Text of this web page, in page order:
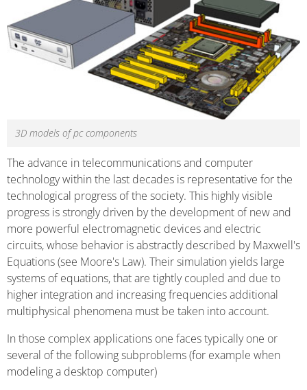
3D models of pc components
The advance in telecommunications and computer
technology within the last decades is representative for the
technological progress of the society. This highly visible
progress is strongly driven by the development of new and
more powerful electromagnetic devices and electric
circuits, whose behavior is abstractly described by Maxwell's
Equations (see Moore's Law). Their simulation yields large
systems of equations, that are tightly coupled and due to
higher integration and increasing frequencies additional
multiphysical phenomena must be taken into account.
In those complex applications one faces typically one or
several of the following subproblems (for example when
modeling a desktop computer)